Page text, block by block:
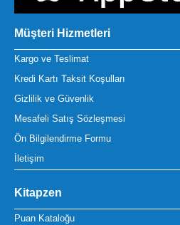
Müşteri Hizmetleri
Kargo ve Teslimat
Kredi Kartı Taksit Koşulları
Gizlilik ve Güvenlik
Mesafeli Satış Sözleşmesi
Ön Bilgilendirme Formu
İletişim
Kitapzen
Puan Kataloğu